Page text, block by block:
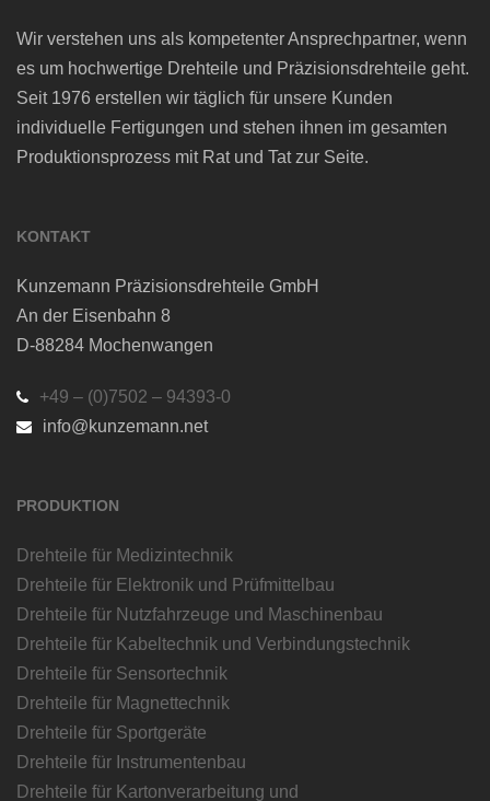
Wir verstehen uns als kompetenter Ansprechpartner, wenn
es um hochwertige Drehteile und Präzisionsdrehteile geht.
Seit 1976 erstellen wir täglich für unsere Kunden
individuelle Fertigungen und stehen ihnen im gesamten
Produktionsprozess mit Rat und Tat zur Seite.
KONTAKT
Kunzemann Präzisionsdrehteile GmbH
An der Eisenbahn 8
D-88284 Mochenwangen
+49 – (0)7502 – 94393-0
info@kunzemann.net
PRODUKTION
Drehteile für Medizintechnik
Drehteile für Elektronik und Prüfmittelbau
Drehteile für Nutzfahrzeuge und Maschinenbau
Drehteile für Kabeltechnik und Verbindungstechnik
Drehteile für Sensortechnik
Drehteile für Magnettechnik
Drehteile für Sportgeräte
Drehteile für Instrumentenbau
Drehteile für Kartonverarbeitung und